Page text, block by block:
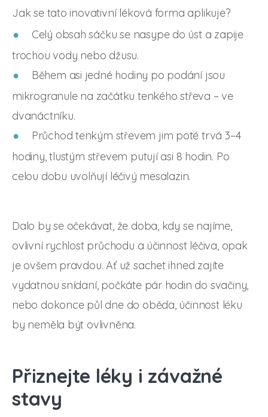
Jak se tato inovativní léková forma aplikuje?
Celý obsah sáčku se nasype do úst a zapije
trochou vody nebo džusu.
Během asi jedné hodiny po podání jsou
mikrogranule na začátku tenkého střeva – ve
dvanáctníku.
Průchod tenkým střevem jim poté trvá 3–4
hodiny, tlustým střevem putují asi 8 hodin. Po
celou dobu uvolňují léčivý mesalazin.
Dalo by se očekávat, že doba, kdy se najíme,
ovlivní rychlost průchodu a účinnost léčiva, opak
je ovšem pravdou. Ať už sachet ihned zajíte
vydatnou snídaní, počkáte pár hodin do svačiny,
nebo dokonce půl dne do oběda, účinnost léku
by neměla být ovlivněna.
Přiznejte léky i závažné
stavy